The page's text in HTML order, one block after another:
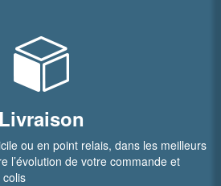
Livraison
ou en point relais, dans les meilleurs
l’évolution de votre commande et
colis